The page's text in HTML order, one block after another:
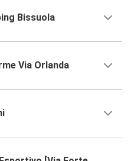
Bissuola
Via Orlanda